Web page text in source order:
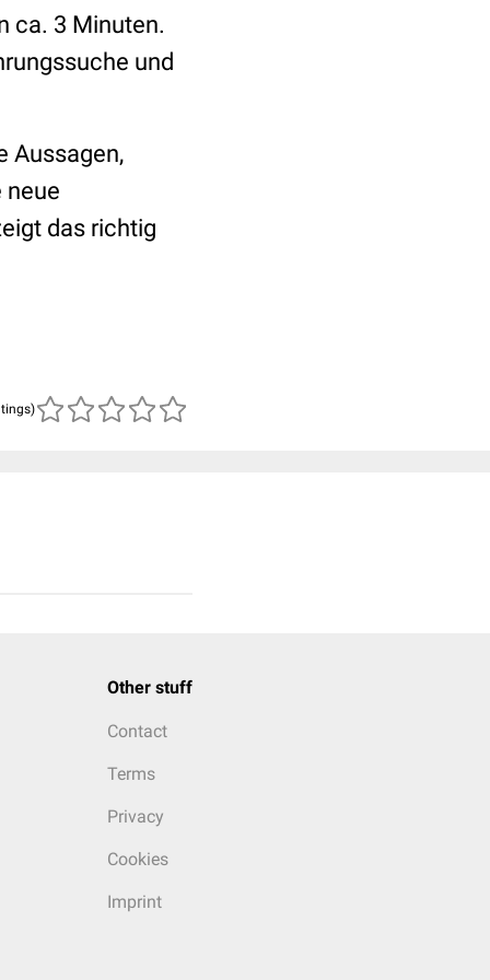
ca. 3 Minuten.
und
Aussagen,
neue
das richtig
Other stuff
Contact
Terms
Privacy
Cookies
Imprint